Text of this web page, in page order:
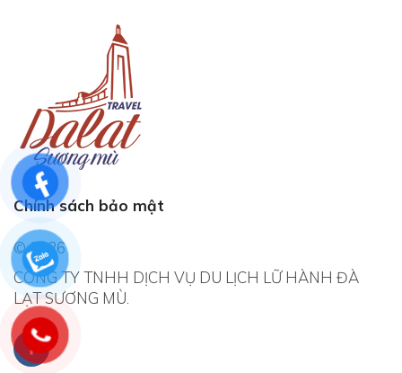
Chính sách bảo mật
© 2026
CÔNG TY TNHH DỊCH VỤ DU LỊCH LỮ HÀNH ĐÀ
LẠT SƯƠNG MÙ.